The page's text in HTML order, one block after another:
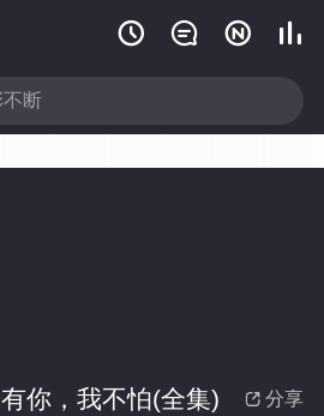
   
 分享
有你，我不怕(全集)